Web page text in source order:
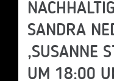
SANDRA
‚SUSANNE
UM 18:00